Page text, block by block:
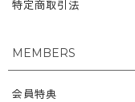
特定商取引法
MEMBERS
会員特典